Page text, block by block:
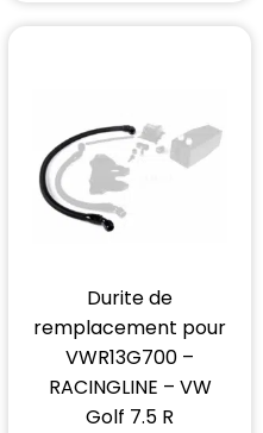
Durite de
remplacement pour
VWR13G700 –
RACINGLINE – VW
Golf 7.5 R